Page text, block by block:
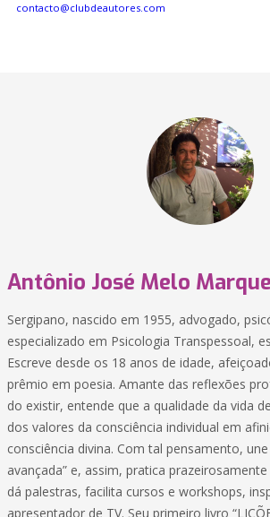
contacto@clubdeautores.com
Antônio José Melo
Sergipano, nascido em 1955, advogado,
especializado em Psicologia Transpessoal,
Escreve desde os 18 anos de idade,
prêmio em poesia. Amante das reflexões
do existir, entende que a qualidade da vida
dos valores da consciência individual em
consciência divina. Com tal pensamento,
avançada” e, assim, pratica
dá palestras, facilita cursos e workshops,
apresentador de TV. Seu primeiro livro